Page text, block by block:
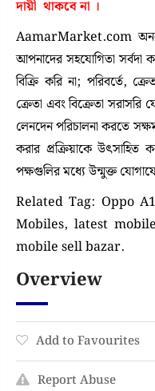
দায়ী থাকবে না ।
AamarMarket.com অনন্য
আপনাদের সহযোগিতা সর্বদা
বিক্রি করি না; পরিবর্তে,
ক্রেতা এবং বিক্রেতা সরাসরি
লেনদেন পরিচালনা করতে
করার প্রক্রিয়াকে উৎসাহিত
পক্ষগুলির মধ্যে উন্মুক্ত
Related Tag: Oppo
Mobiles, latest
mobile sell bazar.
Overview
Add to Favourites
Report Abuse